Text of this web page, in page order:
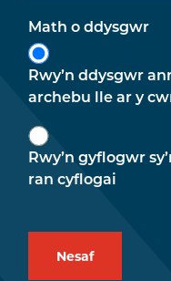
Math o ddysgwr
Rwy’n ddysgwr
archebu lle ar y
Rwy’n gyflogwr
ran cyflogai